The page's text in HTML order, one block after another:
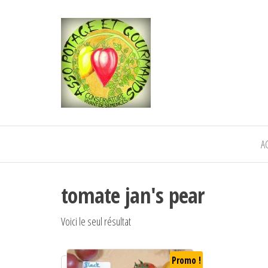
tomate jan's pear
Voici le seul résultat
Promo !